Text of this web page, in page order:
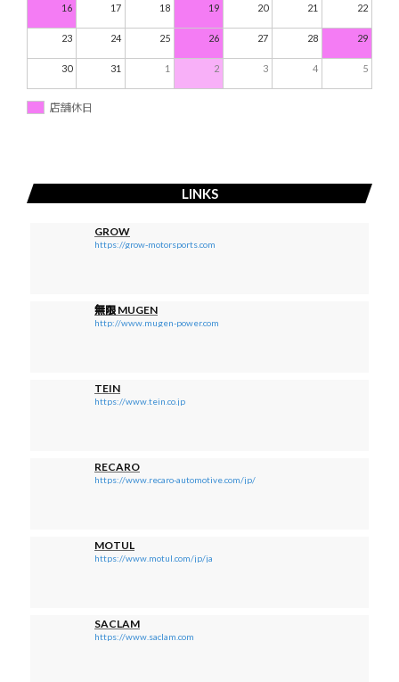
16 17 18 19 20 21 22
23 24 25 26 27 28 29
30 31 1 2 3 4 5
店舗休日
LINKS
GROW
https://grow-motorsports.com
無限 MUGEN
http://www.mugen-power.com
TEIN
https://www.tein.co.jp
RECARO
https://www.recaro-automotive.com/jp/
MOTUL
https://www.motul.com/jp/ja
SACLAM
https://www.saclam.com